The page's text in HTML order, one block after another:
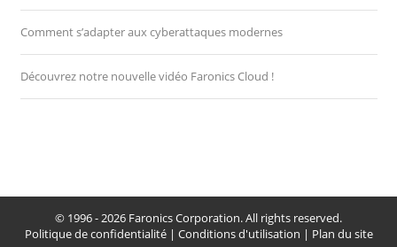
Comment s’adapter aux cyberattaques modernes
Découvrez notre nouvelle vidéo Faronics Cloud !
© 1996 - 2026 Faronics Corporation. All rights reserved.
Politique de confidentialité| Conditions d'utilisation | Plan du site